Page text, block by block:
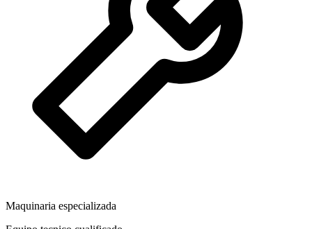
Maquinaria especializada